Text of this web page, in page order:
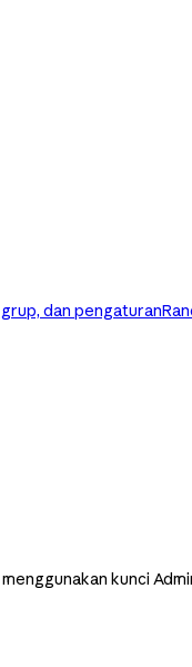
dan pengaturan
kunci